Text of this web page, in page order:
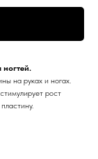
на руках и ногах.
рост